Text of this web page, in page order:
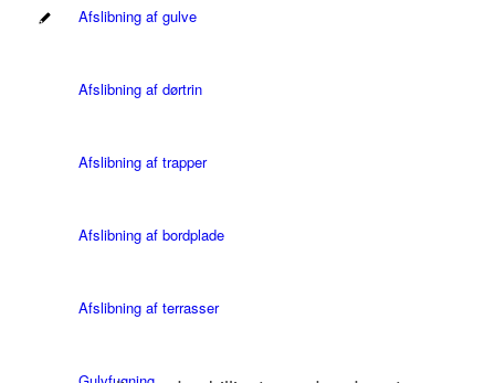
Afslibning af gulve
Afslibning af dørtrin
Afslibning af trapper
Afslibning af bordplade
Afslibning af terrasser